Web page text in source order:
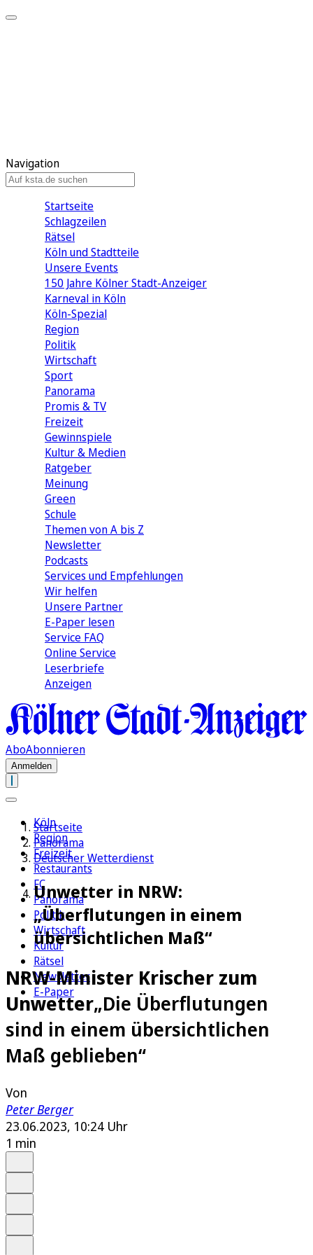
Navigation
Startseite
Schlagzeilen
Rätsel
Köln und Stadtteile
Unsere Events
150 Jahre Kölner Stadt-Anzeiger
Karneval in Köln
Köln-Spezial
Region
Politik
Wirtschaft
Sport
Panorama
Promis & TV
Freizeit
Gewinnspiele
Kultur & Medien
Ratgeber
Meinung
Green
Schule
Themen von A bis Z
Newsletter
Podcasts
Services und Empfehlungen
Wir helfen
Unsere Partner
E-Paper lesen
Service FAQ
Online Service
Leserbriefe
Anzeigen
AboAbonnieren
Anmelden
Köln
Region
Freizeit
Restaurants
FC
Panorama
Politik
Wirtschaft
Kultur
Rätsel
Newsletter
E-Paper
Startseite
Panorama
Deutscher Wetterdienst
Unwetter in NRW:
„Überflutungen in einem
übersichtlichen Maß“
NRW-Minister Krischer zum
Unwetter„Die Überflutungen
sind in einem übersichtlichen
Maß geblieben“
Von
Peter Berger
23.06.2023, 10:24 Uhr
1 min